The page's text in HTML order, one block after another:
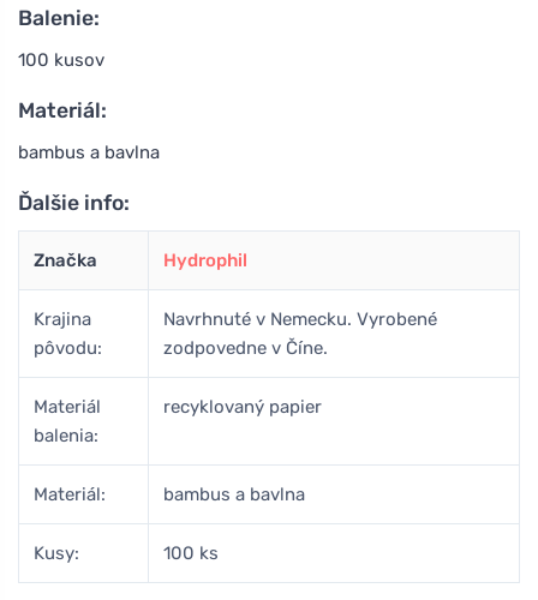
Balenie:
100 kusov
Materiál:
bambus a bavlna
Ďalšie info:
Značka Hydrophil
Krajina
pôvodu:
Navrhnuté v Nemecku. Vyrobené
zodpovedne v Číne.
Materiál
balenia:
recyklovaný papier
Materiál: bambus a bavlna
Kusy: 100 ks